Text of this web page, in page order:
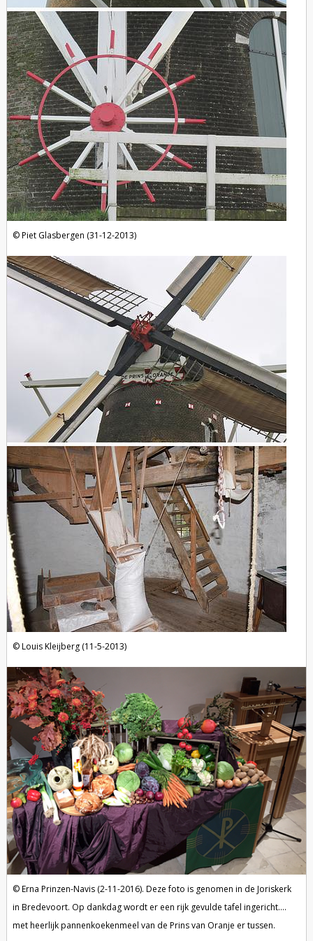
Piet Glasbergen (31-12-2013)
Louis Kleijberg (11-5-2013)
Erna Prinzen-Navis (2-11-2016). Deze foto is genomen in de Joriskerk
in Bredevoort. Op dankdag wordt er een rijk gevulde tafel ingericht....
met heerlijk pannenkoekenmeel van de Prins van Oranje er tussen.